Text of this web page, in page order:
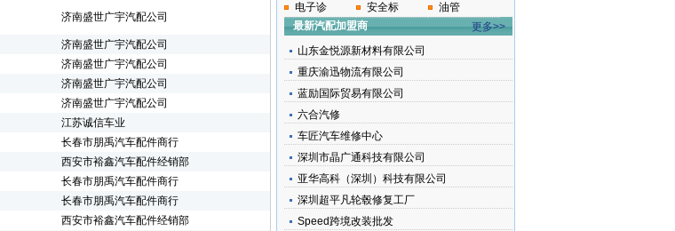
济南盛世广宇汽配公司
济南盛世广宇汽配公司
济南盛世广宇汽配公司
济南盛世广宇汽配公司
济南盛世广宇汽配公司
江苏诚信车业
长春市朋禹汽车配件商行
西安市裕鑫汽车配件经销部
长春市朋禹汽车配件商行
长春市朋禹汽车配件商行
西安市裕鑫汽车配件经销部
电子诊
安全标
油管
最新汽配加盟商
更多>>
山东金悦源新材料有限公司
重庆渝迅物流有限公司
蓝励国际贸易有限公司
六合汽修
车匠汽车维修中心
深圳市晶广通科技有限公司
亚华高科（深圳）科技有限公司
深圳超平凡轮毂修复工厂
Speed跨境改装批发